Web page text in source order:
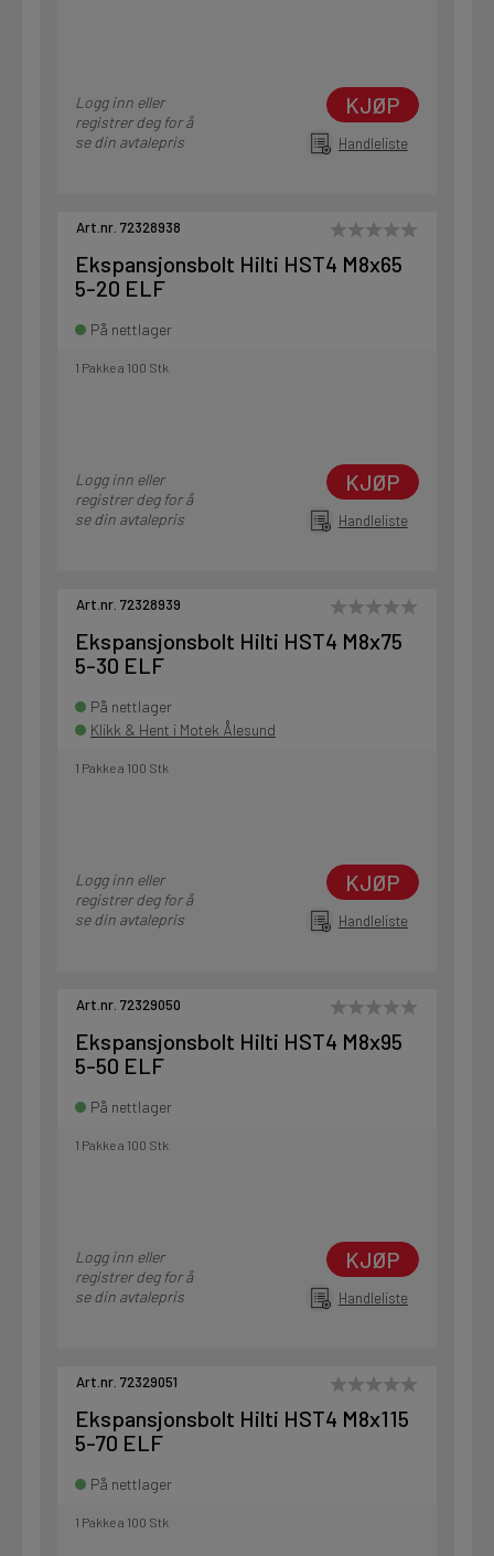
Logg inn eller
registrer deg for å
se din avtalepris
KJØP
Handleliste
Art.nr. 72328938
Ekspansjonsbolt Hilti HST4 M8x65
5-20 ELF
På nettlager
1 Pakke a 100 Stk
Logg inn eller
registrer deg for å
se din avtalepris
KJØP
Handleliste
Art.nr. 72328939
Ekspansjonsbolt Hilti HST4 M8x75
5-30 ELF
På nettlager
Klikk & Hent i Motek Ålesund
1 Pakke a 100 Stk
Logg inn eller
registrer deg for å
se din avtalepris
KJØP
Handleliste
Art.nr. 72329050
Ekspansjonsbolt Hilti HST4 M8x95
5-50 ELF
På nettlager
1 Pakke a 100 Stk
Logg inn eller
registrer deg for å
se din avtalepris
KJØP
Handleliste
Art.nr. 72329051
Ekspansjonsbolt Hilti HST4 M8x115
5-70 ELF
På nettlager
1 Pakke a 100 Stk